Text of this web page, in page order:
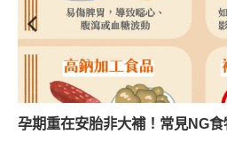
孕期重在安胎非大補！常見NG